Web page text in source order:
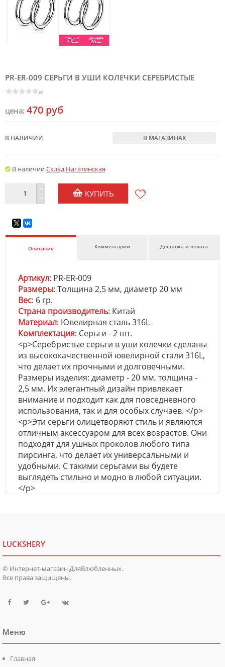
PR-ER-009 СЕРЬГИ В УШИ КОЛЕЧКИ СЕРЕБРИСТЫЕ
(0)
цена: 470 руб
В НАЛИЧИИ В МАГАЗИНАХ
В наличии Склад Нагатинская
КУПИТЬ
Описание Комментарии Доставка и оплата
Артикул: PR-ER-009
Размеры: Толщина 2,5 мм, диаметр 20 мм
Вес: 6 гр.
Страна производитель: Китай
Материал: Ювелирная сталь 316L
Комплектация: Серьги - 2 шт.
<p>Серебристые серьги в уши колечки сделаны
из высококачественной ювелирной стали 316L,
что делает их прочными и долговечными.
Размеры изделия: диаметр - 20 мм, толщина -
2,5 мм. Их элегантный дизайн привлекает
внимание и подходит как для повседневного
использования, так и для особых случаев. </p>
<p>Эти серьги олицетворяют стиль и являются
отличным аксессуаром для всех возрастов. Они
подходят для ушных проколов любого типа
пирсинга, что делает их универсальными и
удобными. С такими серьгами вы будете
выглядеть стильно и модно в любой ситуации.
</p>
LUCKSHERY
© Интернет-магазин ДляВлюбленных.
Все права защищены.
Меню
Главная